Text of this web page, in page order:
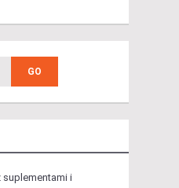
suplementami i